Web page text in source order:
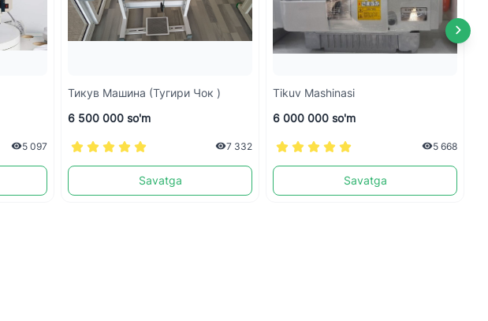
5 097
Тикув Машина (тугири Чок )
6 500 000 so'm
7 332
Savatga
Tikuv Mashinasi
6 000 000 so'm
5 668
Savatga